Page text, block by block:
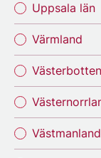
Uppsala län
Värmland
Västerbotten
Västmanland